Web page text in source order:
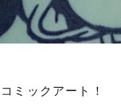
ミックアート！